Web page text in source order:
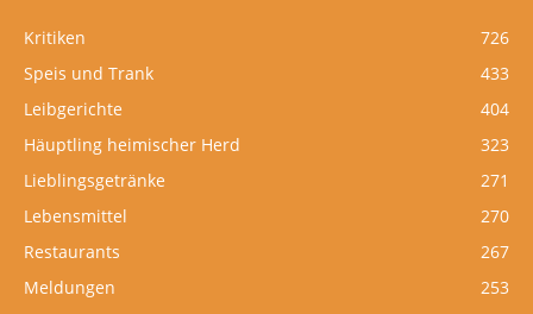
Kritiken
726
Speis und Trank
433
Leibgerichte
404
Häuptling heimischer Herd
323
Lieblingsgetränke
271
Lebensmittel
270
Restaurants
267
Meldungen
253